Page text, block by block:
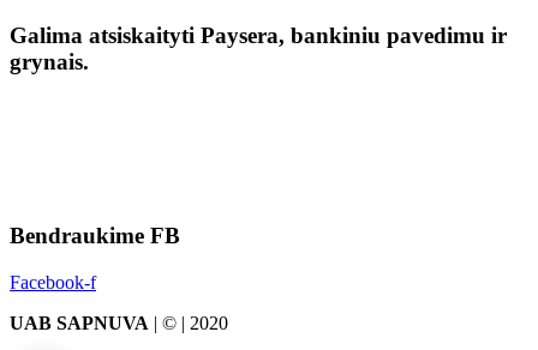
Galima atsiskaityti Paysera, bankiniu pavedimu ir
grynais.
Bendraukime FB
Facebook-f
UAB SAPNUVA | © | 2020